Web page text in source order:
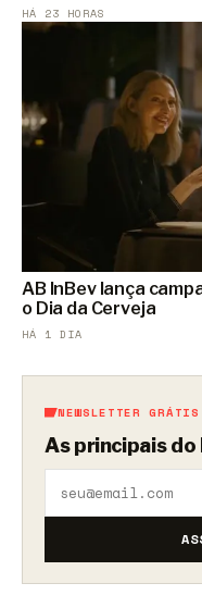
HÁ 23 HORAS
AB InBev lança
o Dia da Cerveja
HÁ 1 DIA
NEWSLETTER GRÁTIS
As principais do